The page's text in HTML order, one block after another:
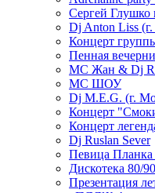
Сергей Глушко
Dj Anton Liss
Концерт
Пенная
МС Жан & Dj
МС ШОУ
Dj M.E.G. (г.
Концерт
Концерт
Dj Ruslan Sever
Певица Планка
Дискотека 80/
Презентация